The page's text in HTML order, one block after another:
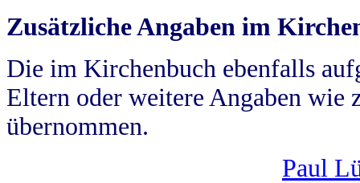
Zusätzliche Angaben im
Die im Kirchenbuch ebenfalls
Eltern oder weitere Angaben wie
übernommen.
Paul